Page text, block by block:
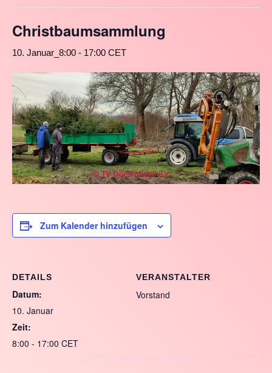
Christbaumsammlung
10. Januar_8:00 - 17:00 CET
Zum Kalender hinzufügen
DETAILS
Datum:
10. Januar
Zeit:
8:00 - 17:00 CET
VERANSTALTER
Vorstand